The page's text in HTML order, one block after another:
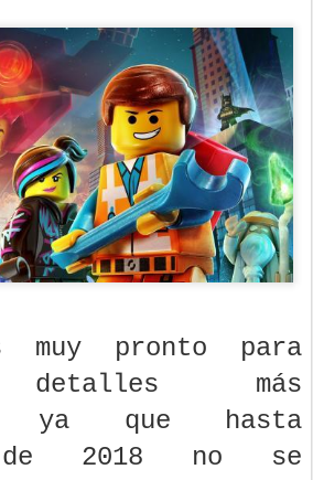
muy pronto para
detalles más
ya que hasta
de 2018 no se